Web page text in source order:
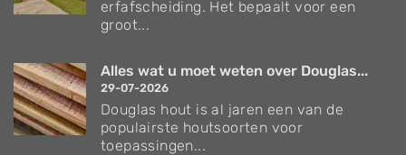
erfafscheiding. Het bepaalt voor een
groot...
Alles wat u moet weten over Douglas...
29-07-2026
Douglas hout is al jaren een van de
populairste houtsoorten voor
toepassingen...